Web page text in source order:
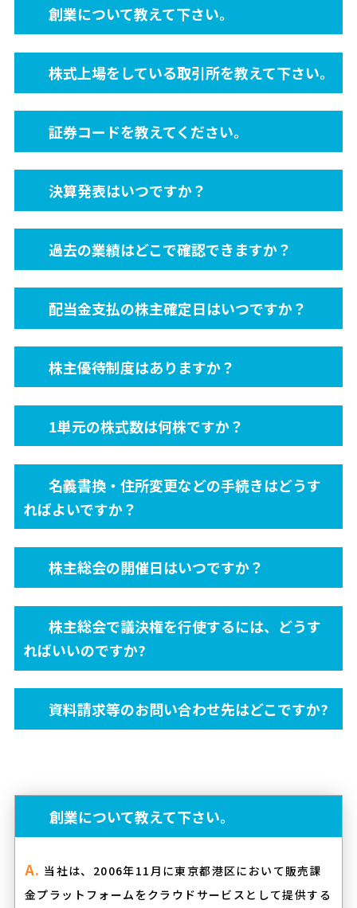
創業について教えて下さい。
株式上場をしている取引所を教えて下さい。
証券コードを教えてください。
決算発表はいつですか？
過去の業績はどこで確認できますか？
配当金支払の株主確定日はいつですか？
株主優待制度はありますか？
1単元の株式数は何株ですか？
名義書換・住所変更などの手続きはどうす
ればよいですか？
株主総会の開催日はいつですか？
株主総会で議決権を行使するには、どうす
ればいいのですか?
資料請求等のお問い合わせ先はどこですか?
創業について教えて下さい。
当社は、2006年11月に東京都港区において販売課
金プラットフォームをクラウドサービスとして提供する